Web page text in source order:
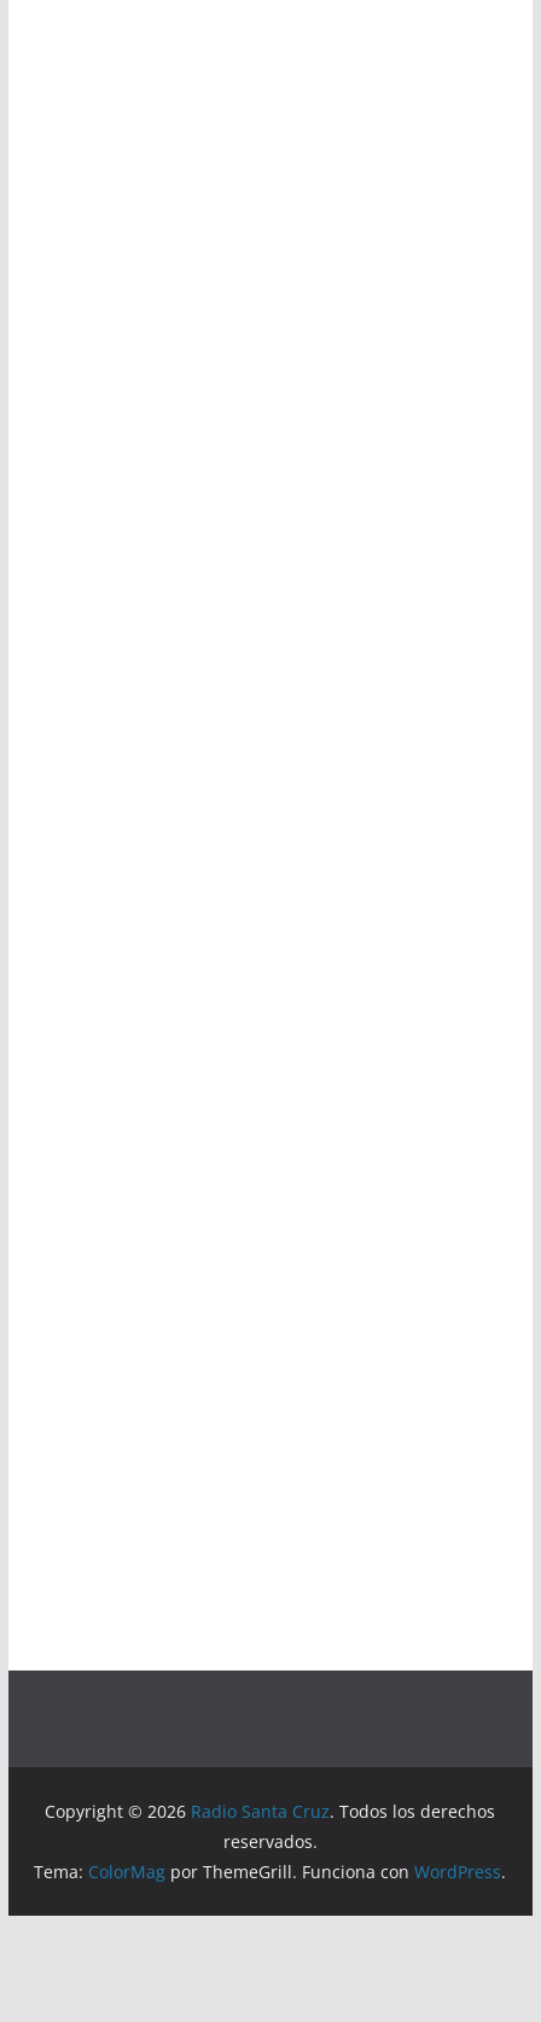
Copyright © 2026 Radio Santa Cruz. Todos los derechos
reservados.
Tema: ColorMag por ThemeGrill. Funciona conWordPress.